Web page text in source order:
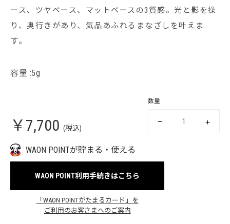
ース、ツヤベース、マットベースの3質感。光と影を操
り、奥行きがあり、気品あふれるまなざしを叶えま
す。
容量 :5g
￥7,700 (税込)
数量
WAON POINTが貯まる・使える
WAON POINT利用手続きはこちら
「WAON POINTがたまるカード」を
ご利用のお客さまへのご案内